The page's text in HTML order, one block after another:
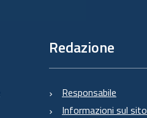
Redazione
Responsabile
Informazioni sul